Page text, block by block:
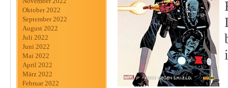
Oktober 2022
September 2022
August 2022
Juli 2022
Juni 2022
Mai 2022
April 2022
März 2022
Februar 2022